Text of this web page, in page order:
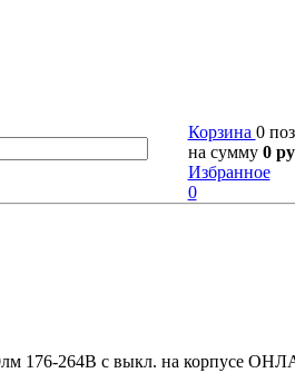
Корзина 0
на сумму 0
Избранное
0
176-264В с выкл. на корпусе